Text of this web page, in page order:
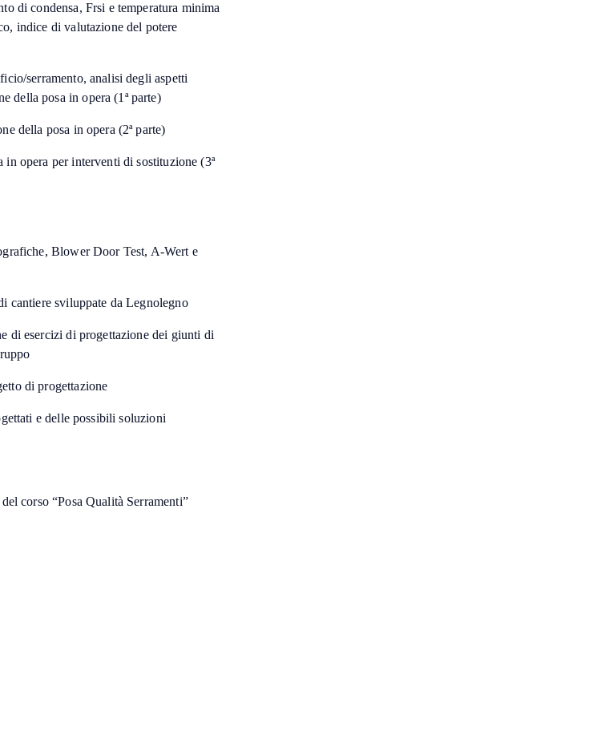
di condensa, Frsi e temperatura minima
indice di valutazione del potere
serramento, analisi degli aspetti
della posa in opera (1ª parte)
della posa in opera (2ª parte)
opera per interventi di sostituzione (3ª
Blower Door Test, A-Wert e
cantiere sviluppate da Legnolegno
di esercizi di progettazione dei giunti di
di progettazione
e delle possibili soluzioni
corso “Posa Qualità Serramenti”